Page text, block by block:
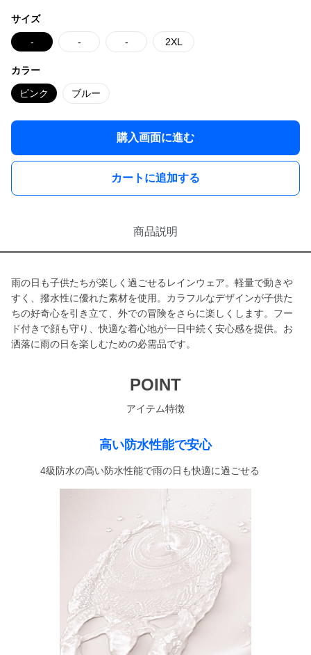
サイズ
- - - 2XL
カラー
ピンク ブルー
購入画面に進む
カートに追加する
商品説明
雨の日も子供たちが楽しく過ごせるレインウェア。軽量で動きや
すく、撥水性に優れた素材を使用。カラフルなデザインが子供た
ちの好奇心を引き立て、外での冒険をさらに楽しくします。フー
ド付きで顔も守り、快適な着心地が一日中続く安心感を提供。お
洒落に雨の日を楽しむための必需品です。
POINT
アイテム特徴
高い防水性能で安心
4級防水の高い防水性能で雨の日も快適に過ごせる